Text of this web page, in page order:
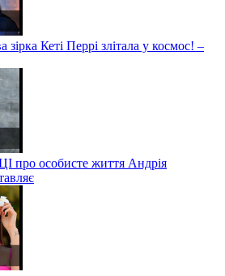
зірка Кеті Перрі злітала у космос! –
особисте життя Андрія